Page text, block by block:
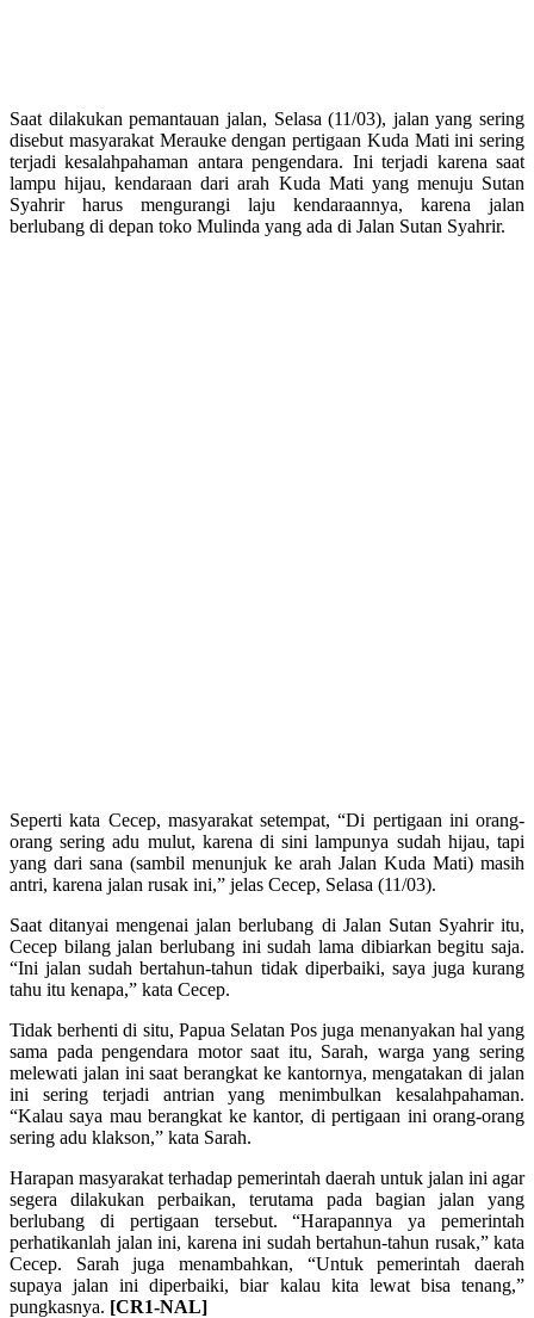
Saat dilakukan pemantauan jalan, Selasa (11/03), jalan yang sering
disebut masyarakat Merauke dengan pertigaan Kuda Mati ini sering
terjadi kesalahpahaman antara pengendara. Ini terjadi karena saat
lampu hijau, kendaraan dari arah Kuda Mati yang menuju Sutan
Syahrir harus mengurangi laju kendaraannya, karena jalan
berlubang di depan toko Mulinda yang ada di Jalan Sutan Syahrir.
Seperti kata Cecep, masyarakat setempat, “Di pertigaan ini orang-
orang sering adu mulut, karena di sini lampunya sudah hijau, tapi
yang dari sana (sambil menunjuk ke arah Jalan Kuda Mati) masih
antri, karena jalan rusak ini,” jelas Cecep, Selasa (11/03).
Saat ditanyai mengenai jalan berlubang di Jalan Sutan Syahrir itu,
Cecep bilang jalan berlubang ini sudah lama dibiarkan begitu saja.
“Ini jalan sudah bertahun-tahun tidak diperbaiki, saya juga kurang
tahu itu kenapa,” kata Cecep.
Tidak berhenti di situ, Papua Selatan Pos juga menanyakan hal yang
sama pada pengendara motor saat itu, Sarah, warga yang sering
melewati jalan ini saat berangkat ke kantornya, mengatakan di jalan
ini sering terjadi antrian yang menimbulkan kesalahpahaman.
“Kalau saya mau berangkat ke kantor, di pertigaan ini orang-orang
sering adu klakson,” kata Sarah.
Harapan masyarakat terhadap pemerintah daerah untuk jalan ini agar
segera dilakukan perbaikan, terutama pada bagian jalan yang
berlubang di pertigaan tersebut. “Harapannya ya pemerintah
perhatikanlah jalan ini, karena ini sudah bertahun-tahun rusak,” kata
Cecep. Sarah juga menambahkan, “Untuk pemerintah daerah
supaya jalan ini diperbaiki, biar kalau kita lewat bisa tenang,”
pungkasnya. [CR1-NAL]